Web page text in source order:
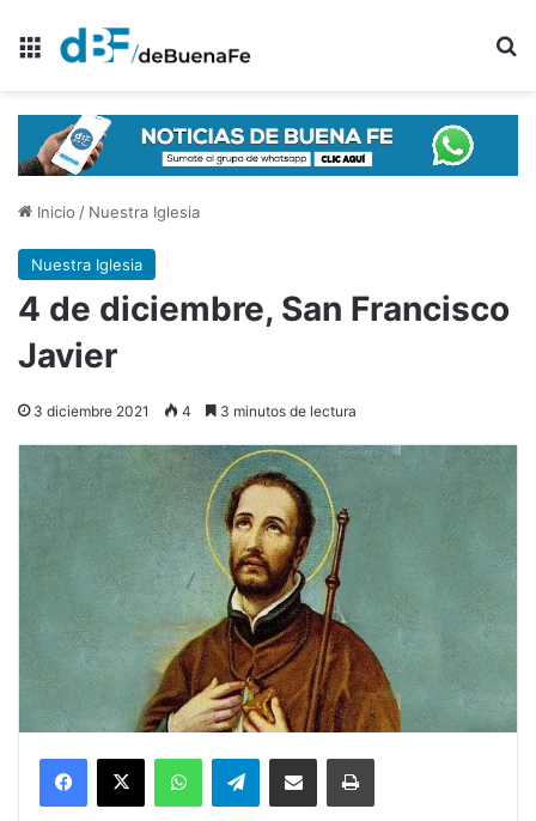
Menú
Inicio / Nuestra Iglesia
Nuestra Iglesia
4 de diciembre, San Francisco
Javier
3 diciembre 2021 4 3 minutos de lectura
Telegram